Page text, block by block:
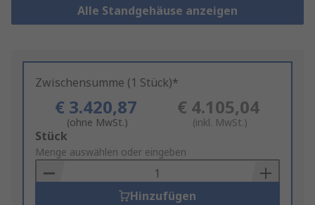
Alle Standgehäuse anzeigen
Zwischensumme (1 Stück)*
€ 3.420,87
(ohne MwSt.)
€ 4.105,04
(inkl. MwSt.)
Add
to
Basket
Stück
Menge auswählen oder eingeben
Hinzufügen